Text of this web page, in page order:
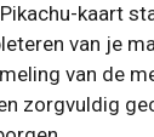
kaart
van je
van de
zorgvuldig